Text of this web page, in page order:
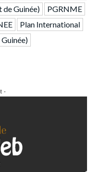
de Guinée)
PGRNME
Plan International
-